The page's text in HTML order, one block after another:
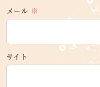
メール ※
サイト